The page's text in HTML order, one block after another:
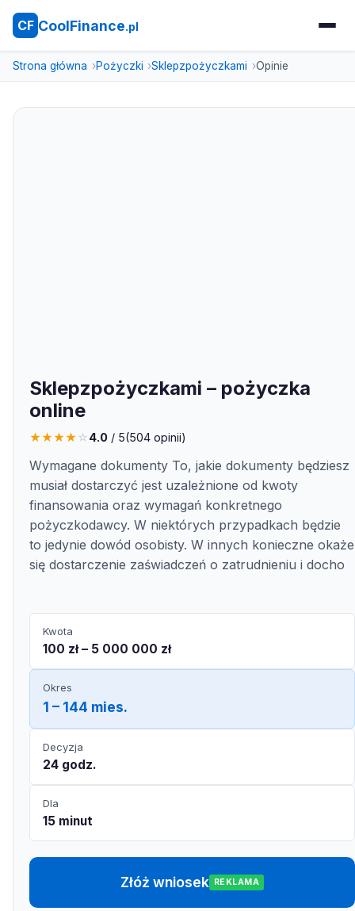
CF CoolFinance.pl
Strona główna Pożyczki Sklepzpożyczkami Opinie
Sklepzpożyczkami – pożyczka
online
★★★★☆4.0 / 5(504 opinii)
Wymagane dokumenty To, jakie dokumenty będziesz
musiał dostarczyć jest uzależnione od kwoty
finansowania oraz wymagań konkretnego
pożyczkodawcy. W niektórych przypadkach będzie
to jedynie dowód osobisty. W innych konieczne okaże
się dostarczenie zaświadczeń o zatrudnieniu i docho
Kwota
100 zł – 5 000 000 zł
Okres
1 – 144 mies.
Decyzja
24 godz.
Dla
15 minut
Złóż wniosek REKLAMA